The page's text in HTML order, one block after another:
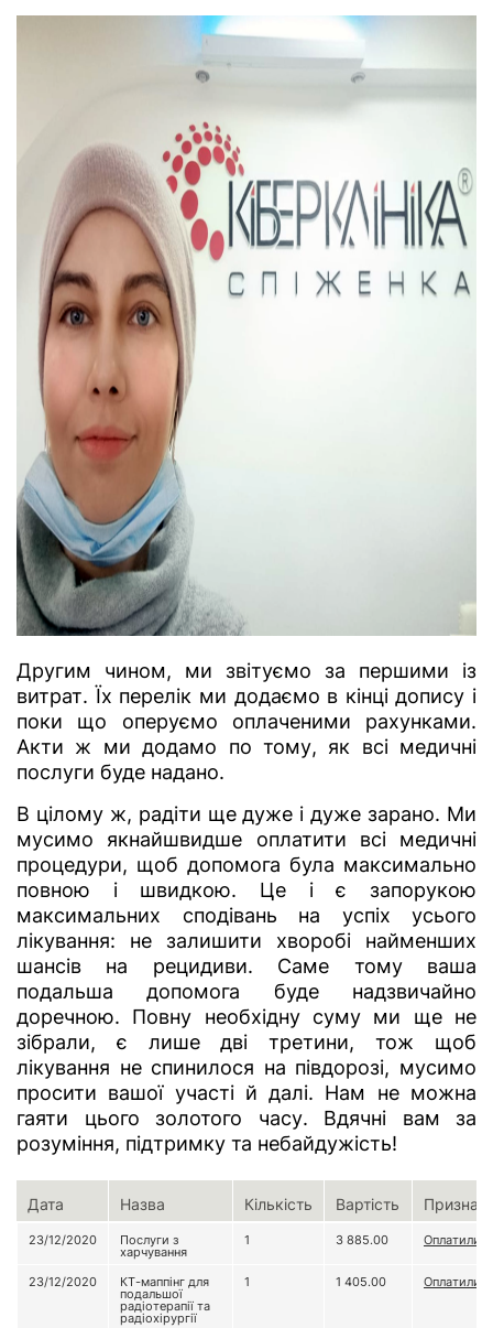
Другим чином, ми звітуємо за першими із
витрат. Їх перелік ми додаємо в кінці допису і
поки що оперуємо оплаченими рахунками.
Акти ж ми додамо по тому, як всі медичні
послуги буде надано.
В цілому ж, радіти ще дуже і дуже зарано. Ми
мусимо якнайшвидше оплатити всі медичні
процедури, щоб допомога була максимально
повною і швидкою. Це і є запорукою
максимальних сподівань на успіх усього
лікування: не залишити хворобі найменших
шансів на рецидиви. Саме тому ваша
подальша допомога буде надзвичайно
доречною. Повну необхідну суму ми ще не
зібрали, є лише дві третини, тож щоб
лікування не спинилося на півдорозі, мусимо
просити вашої участі й далі. Нам не можна
гаяти цього золотого часу. Вдячні вам за
розуміння, підтримку та небайдужість!
Дата Назва Кількість Вартість
23/12/2020 Послуги з
харчування
1 3 885.00 Оплатили
23/12/2020 КТ-маппінг для
подальшої
радіотерапії та
радіохірургії
1 1 405.00 Оплатили